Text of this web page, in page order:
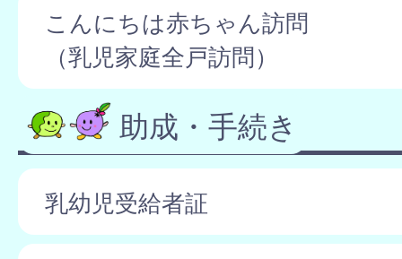
こんにちは赤ちゃん訪問
（乳児家庭全戸訪問）
助成・手続き
乳幼児受給者証